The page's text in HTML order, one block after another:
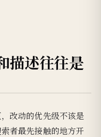
描述往往是
改动的优先级不该是
者最先接触的地方开